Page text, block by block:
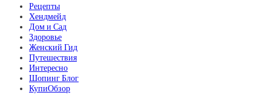
Рецепты
Хендмейд
Дом и Сад
Здоровье
Женский Гид
Путешествия
Интересно
Шопинг Блог
КупиОбзор